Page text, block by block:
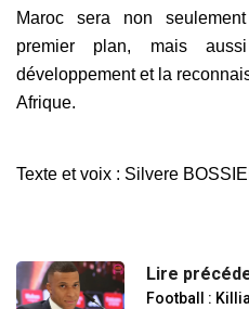
Maroc sera non
premier plan, mais
développement et la
Afrique.
Texte et voix : Silvere BOSSIEI
Lire
Football :